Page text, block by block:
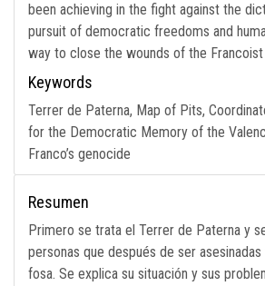
been achieving in the fight against the
pursuit of democratic freedoms and
way to close the wounds of the
Keywords
Terrer de Paterna, Map of Pits,
for the Democratic Memory of the
Franco’s genocide
Resumen
Primero se trata el Terrer de Paterna y
personas que después de ser
fosa. Se explica su situación y sus